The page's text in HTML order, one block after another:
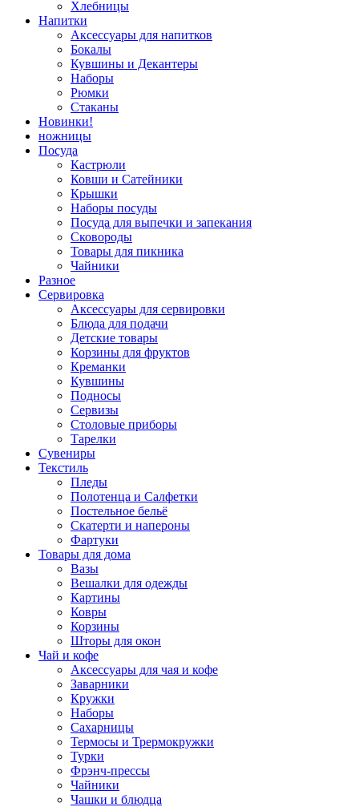
Хлебницы
Напитки
Аксессуары для напитков
Бокалы
Кувшины и Декантеры
Наборы
Рюмки
Стаканы
Новинки!
ножницы
Посуда
Кастрюли
Ковши и Сатейники
Крышки
Наборы посуды
Посуда для выпечки и запекания
Сковороды
Товары для пикника
Чайники
Разное
Сервировка
Аксессуары для сервировки
Блюда для подачи
Детские товары
Корзины для фруктов
Креманки
Кувшины
Подносы
Сервизы
Столовые приборы
Тарелки
Сувениры
Текстиль
Пледы
Полотенца и Салфетки
Постельное бельё
Скатерти и напероны
Фартуки
Товары для дома
Вазы
Вешалки для одежды
Картины
Ковры
Корзины
Шторы для окон
Чай и кофе
Аксессуары для чая и кофе
Заварники
Кружки
Наборы
Сахарницы
Термосы и Трермокружки
Турки
Фрэнч-прессы
Чайники
Чашки и блюдца